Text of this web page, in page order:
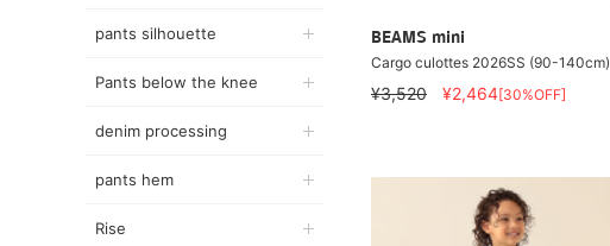
pants silhouette
Pants below the knee
denim processing
pants hem
Rise
BEAMS mini
Cargo culottes 2026SS (90-140cm)
¥3,520 ¥2,464[30%OFF]